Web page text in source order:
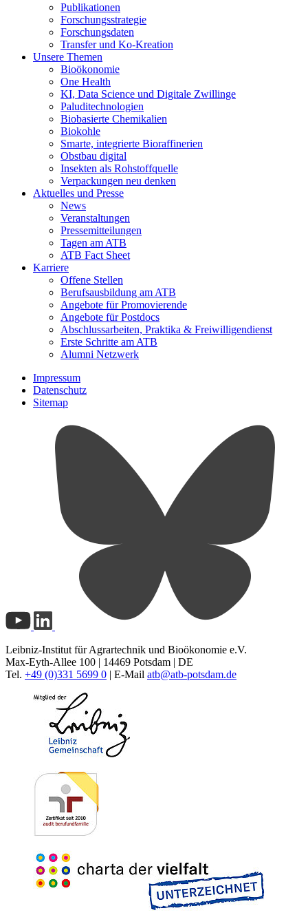
Publikationen
Forschungsstrategie
Forschungsdaten
Transfer und Ko-Kreation
Unsere Themen
Bioökonomie
One Health
KI, Data Science und Digitale Zwillinge
Paluditechnologien
Biobasierte Chemikalien
Biokohle
Smarte, integrierte Bioraffinerien
Obstbau digital
Insekten als Rohstoffquelle
Verpackungen neu denken
Aktuelles und Presse
News
Veranstaltungen
Pressemitteilungen
Tagen am ATB
ATB Fact Sheet
Karriere
Offene Stellen
Berufsausbildung am ATB
Angebote für Promovierende
Angebote für Postdocs
Abschlussarbeiten, Praktika & Freiwilligendienst
Erste Schritte am ATB
Alumni Netzwerk
Impressum
Datenschutz
Sitemap
Leibniz-Institut für Agrartechnik und Bioökonomie e.V.
Max-Eyth-Allee 100 | 14469 Potsdam | DE
Tel. +49 (0)331 5699 0 | E-Mail atb@atb-potsdam.de